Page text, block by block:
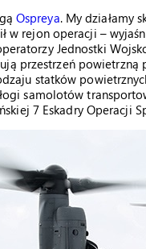
Ospreya. My działamy
w rejon operacji –
Jednostki
przestrzeń
statków
samolotów
7 Eskadry Operacji